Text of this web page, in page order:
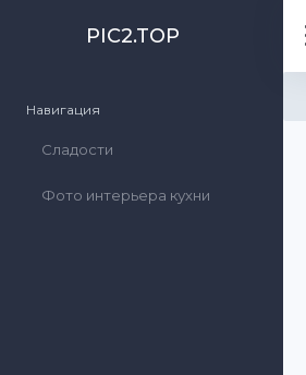
PIC2.TOP
Навигация
Сладости
Фото интерьера кухни